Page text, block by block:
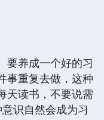
要养成一个好的习
事重复去做，这种
天读书，不要说需
识自然会成为习